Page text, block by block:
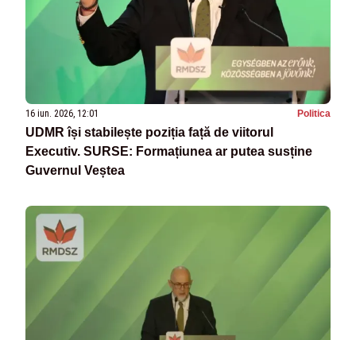
16 iun. 2026, 12:01 Politica
UDMR își stabilește poziția față de viitorul
Executiv. SURSE: Formațiunea ar putea susține
Guvernul Veștea